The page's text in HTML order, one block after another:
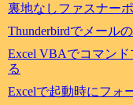
裏地なしファスナー
Thunderbirdでメール
Excel VBAでコマン
る
Excelで起動時にフォ